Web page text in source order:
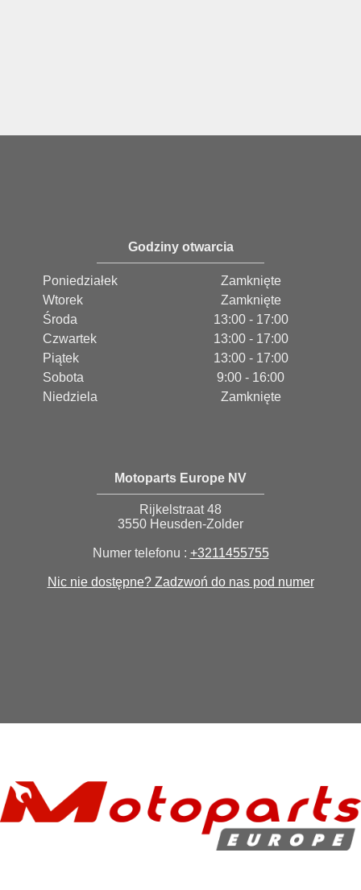
Godziny otwarcia
Poniedziałek
Zamknięte
Wtorek
Zamknięte
Środa
13:00 - 17:00
Czwartek
13:00 - 17:00
Piątek
13:00 - 17:00
Sobota
9:00 - 16:00
Niedziela
Zamknięte
Motoparts Europe NV
Rijkelstraat 48
3550 Heusden-Zolder
Numer telefonu : +3211455755
Nic nie dostępne? Zadzwoń do nas pod numer